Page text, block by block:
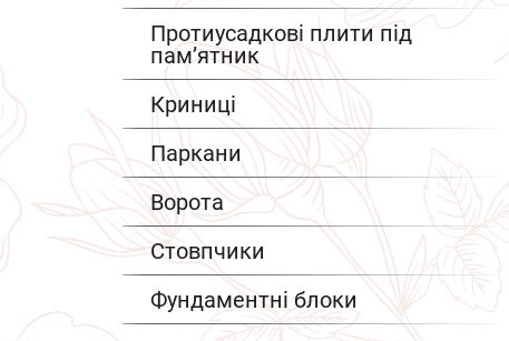
Протиусадкові плити під
пам’ятник
Криниці
Паркани
Ворота
Стовпчики
Фундаментні блоки